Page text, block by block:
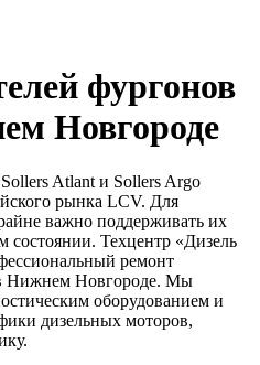
фургонов
Новгороде
Atlant и Sollers Argo
рынка LCV. Для
важно поддерживать их
состоянии. Техцентр «Дизель
ремонт
в Нижнем Новгороде. Мы
оборудованием и
дизельных моторов,